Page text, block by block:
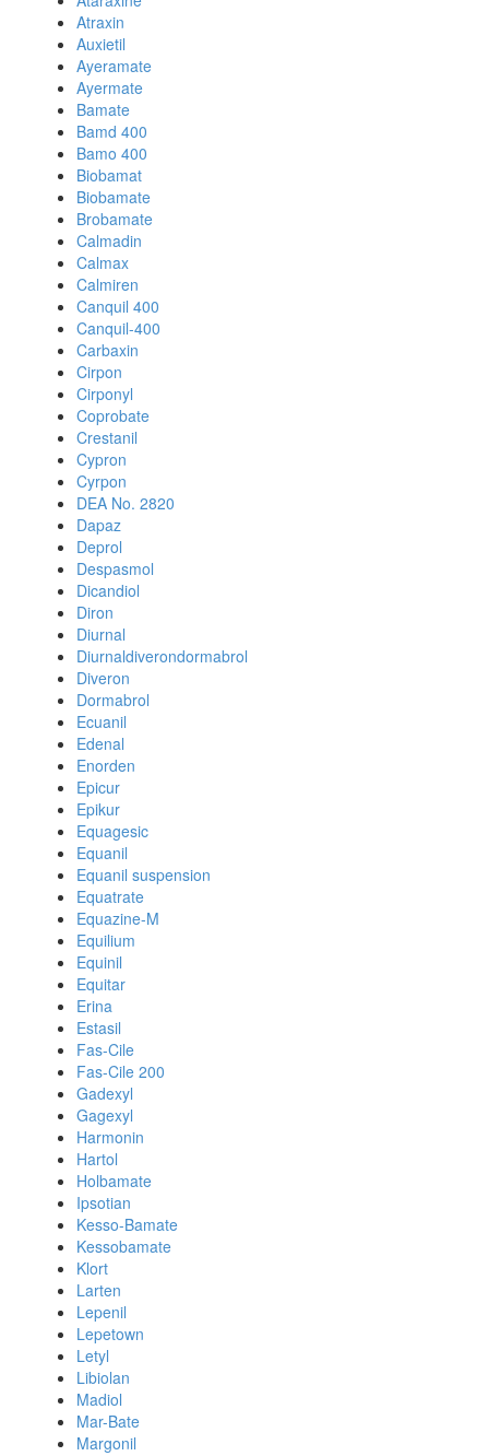
Atraxin
Auxietil
Ayeramate
Ayermate
Bamate
Bamd 400
Bamo 400
Biobamat
Biobamate
Brobamate
Calmadin
Calmax
Calmiren
Canquil 400
Canquil-400
Carbaxin
Cirpon
Cirponyl
Coprobate
Crestanil
Cypron
Cyrpon
DEA No. 2820
Dapaz
Deprol
Despasmol
Dicandiol
Diron
Diurnal
Diurnaldiverondormabrol
Diveron
Dormabrol
Ecuanil
Edenal
Enorden
Epicur
Epikur
Equagesic
Equanil
Equanil suspension
Equatrate
Equazine-M
Equilium
Equinil
Equitar
Erina
Estasil
Fas-Cile
Fas-Cile 200
Gadexyl
Gagexyl
Harmonin
Hartol
Holbamate
Ipsotian
Kesso-Bamate
Kessobamate
Klort
Larten
Lepenil
Lepetown
Letyl
Libiolan
Madiol
Mar-Bate
Margonil